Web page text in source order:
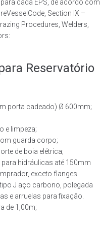
cada EPS, de acordo com
Section IX –
Procedures, Welders,
Reservatório
porta cadeado) Ø 600mm;
e limpeza;
guarda corpo;
de boia elétrica;
hidráulicas até 150mm
exceto flanges.
J aço carbono, polegada
e arruelas para fixação.
de 1,00m;